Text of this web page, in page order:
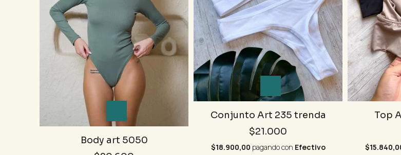
Body art 5050
Conjunto Art 235 trenda
$21.000
$18.900,00 pagando con Efectivo
Top